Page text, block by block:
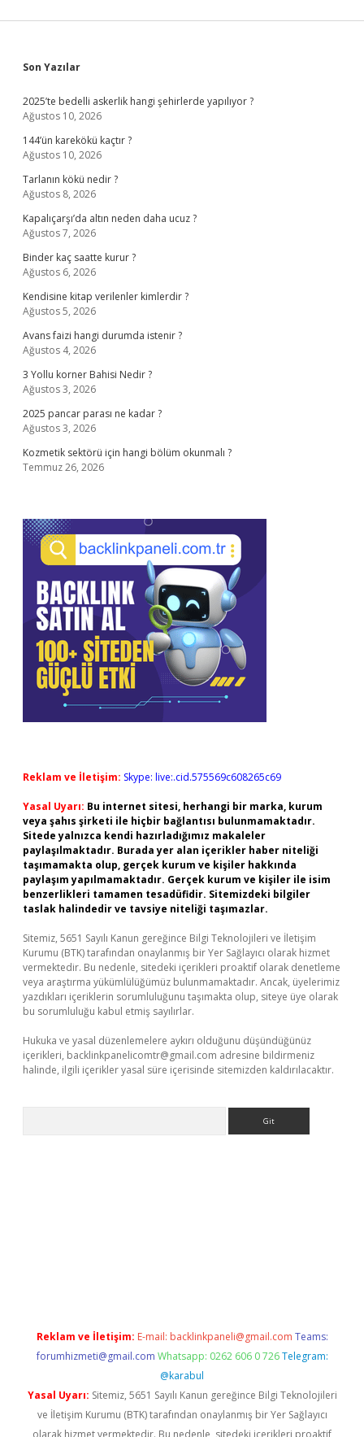
Sidebar
Son Yazılar
2025’te bedelli askerlik hangi şehirlerde yapılıyor ?
Ağustos 10, 2026
144’ün karekökü kaçtır ?
Ağustos 10, 2026
Tarlanın kökü nedir ?
Ağustos 8, 2026
Kapalıçarşı’da altın neden daha ucuz ?
Ağustos 7, 2026
Binder kaç saatte kurur ?
Ağustos 6, 2026
Kendisine kitap verilenler kimlerdir ?
Ağustos 5, 2026
Avans faizi hangi durumda istenir ?
Ağustos 4, 2026
3 Yollu korner Bahisi Nedir ?
Ağustos 3, 2026
2025 pancar parası ne kadar ?
Ağustos 3, 2026
Kozmetik sektörü için hangi bölüm okunmalı ?
Temmuz 26, 2026
Reklam ve İletişim: Skype: live:.cid.575569c608265c69
Yasal Uyarı: Bu internet sitesi, herhangi bir marka, kurum
veya şahıs şirketi ile hiçbir bağlantısı bulunmamaktadır.
Sitede yalnızca kendi hazırladığımız makaleler
paylaşılmaktadır. Burada yer alan içerikler haber niteliği
taşımamakta olup, gerçek kurum ve kişiler hakkında
paylaşım yapılmamaktadır. Gerçek kurum ve kişiler ile isim
benzerlikleri tamamen tesadüfidir. Sitemizdeki bilgiler
taslak halindedir ve tavsiye niteliği taşımazlar.
Sitemiz, 5651 Sayılı Kanun gereğince Bilgi Teknolojileri ve İletişim
Kurumu (BTK) tarafından onaylanmış bir Yer Sağlayıcı olarak hizmet
vermektedir. Bu nedenle, sitedeki içerikleri proaktif olarak denetleme
veya araştırma yükümlülüğümüz bulunmamaktadır. Ancak, üyelerimiz
yazdıkları içeriklerin sorumluluğunu taşımakta olup, siteye üye olarak
bu sorumluluğu kabul etmiş sayılırlar.
Hukuka ve yasal düzenlemelere aykırı olduğunu düşündüğünüz
içerikleri, backlinkpanelicomtr@gmail.com adresine bildirmeniz
halinde, ilgili içerikler yasal süre içerisinde sitemizden kaldırılacaktır.
Reklam ve İletişim: E-mail: backlinkpaneli@gmail.com Teams:
forumhizmeti@gmail.com Whatsapp: 0262 606 0 726 Telegram:
@karabul
Yasal Uyarı: Sitemiz, 5651 Sayılı Kanun gereğince Bilgi Teknolojileri
ve İletişim Kurumu (BTK) tarafından onaylanmış bir Yer Sağlayıcı
olarak hizmet vermektedir. Bu nedenle, sitedeki içerikleri proaktif